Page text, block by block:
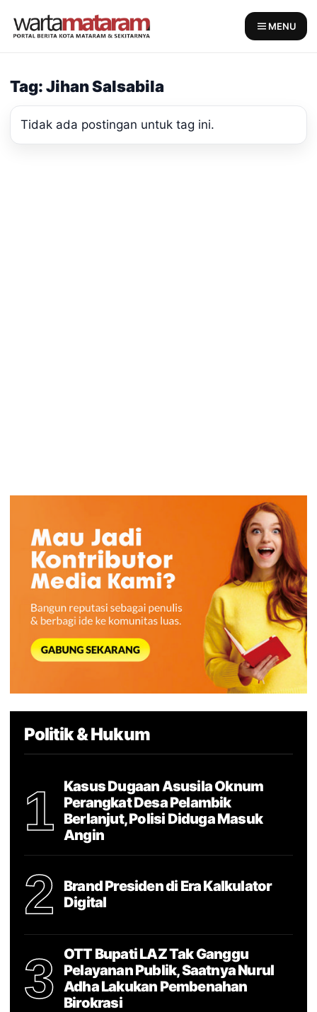
MENU
Tag: Jihan Salsabila
Tidak ada postingan untuk tag ini.
Politik & Hukum
1
Kasus Dugaan Asusila Oknum
Perangkat Desa Pelambik
Berlanjut, Polisi Diduga Masuk
Angin
2
Brand Presiden di Era Kalkulator
Digital
3
OTT Bupati LAZ Tak Ganggu
Pelayanan Publik, Saatnya Nurul
Adha Lakukan Pembenahan
Birokrasi